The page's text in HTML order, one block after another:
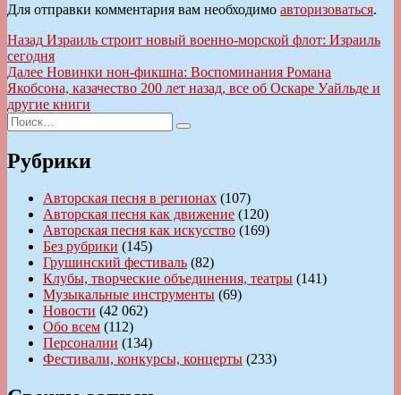
Для отправки комментария вам необходимо авторизоваться.
Навигация
по
записям
Назад Предыдущая
запись:
Израиль строит новый военно-морской флот: Израиль
сегодня
Далее Следующая
запись:
Новинки нон-фикшна: Воспоминания Романа
Якобсона, казачество 200 лет назад, все об Оскаре Уайльде и
другие книги
Искать:
Поиск
Рубрики
Авторская песня в регионах (107)
Авторская песня как движение (120)
Авторская песня как искусство (169)
Без рубрики (145)
Грушинский фестиваль (82)
Клубы, творческие объединения, театры (141)
Музыкальные инструменты (69)
Новости (42 062)
Обо всем (112)
Персоналии (134)
Фестивали, конкурсы, концерты (233)